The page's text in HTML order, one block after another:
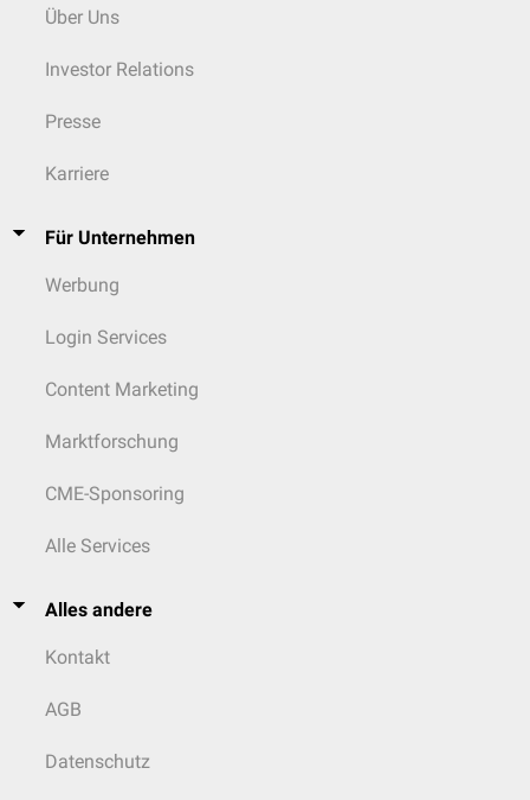
Über Uns
Investor Relations
Presse
Karriere
Für Unternehmen
Werbung
Login Services
Content Marketing
Marktforschung
CME-Sponsoring
Alle Services
Alles andere
Kontakt
AGB
Datenschutz